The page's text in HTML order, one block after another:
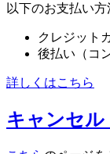
以下のお支払い方
クレジット
後払い（コ
詳しくはこちら
キャンセル